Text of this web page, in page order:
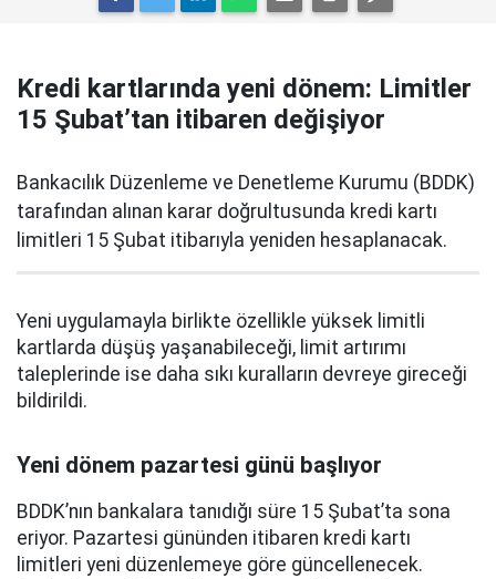
Kredi kartlarında yeni dönem: Limitler
15 Şubat’tan itibaren değişiyor
Bankacılık Düzenleme ve Denetleme Kurumu (BDDK)
tarafından alınan karar doğrultusunda kredi kartı
limitleri 15 Şubat itibarıyla yeniden hesaplanacak.
Yeni uygulamayla birlikte özellikle yüksek limitli
kartlarda düşüş yaşanabileceği, limit artırımı
taleplerinde ise daha sıkı kuralların devreye gireceği
bildirildi.
Yeni dönem pazartesi günü başlıyor
BDDK’nın bankalara tanıdığı süre 15 Şubat’ta sona
eriyor. Pazartesi gününden itibaren kredi kartı
limitleri yeni düzenlemeye göre güncellenecek.